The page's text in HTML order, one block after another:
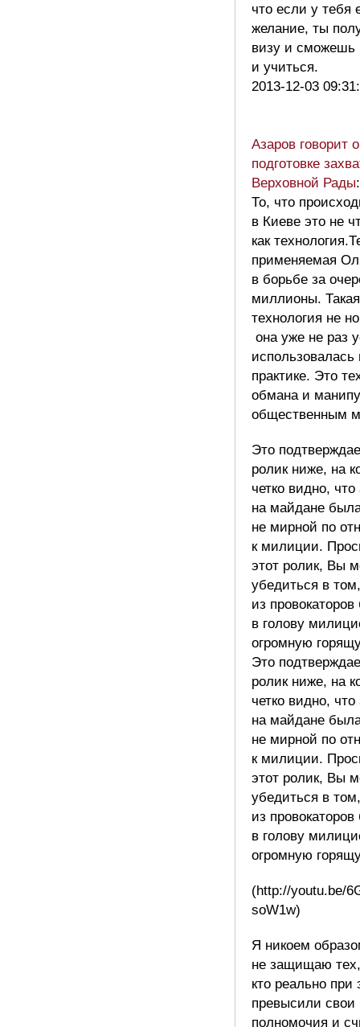
что если у тебя
желание, ты
визу и сможешь
и учиться.
2013-12-03
Азаров говорит о
подготовке
Верховной Рады:
То, что
в Киеве это не
как
применяемая
в борьбе за
миллионы. Такая
технология не
она уже не раз
практике. Это
обмана и
общественным
Это
ролик ниже, на
четко видно, что
на майдане
не мирной по
к милиции.
этот ролик, Вы
убедиться в
из провокаторов
в голову
огромную
Это
ролик ниже, на
четко видно, что
на майдане
не мирной по
к милиции.
этот ролик, Вы
убедиться в
из провокаторов
в голову
огромную
(http://youtu.be/
soW1w)
Я никоем
не защищаю тех,
кто реально при
превысили свои
полномочия и